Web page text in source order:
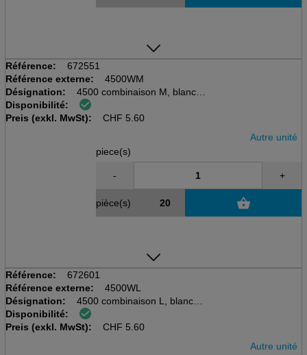
Référence:
672551
Référence externe:
4500WM
Désignation:
4500 combinaison M, blanche,
avec capuchon
Disponibilité:
Preis (exkl. MwSt):
CHF 5.60
Autre unité
piece(s)
- +
pièce(s)
Référence:
672601
Référence externe:
4500WL
Désignation:
4500 combinaison L, blanche,
avec capuchon
Disponibilité:
Preis (exkl. MwSt):
CHF 5.60
Autre unité